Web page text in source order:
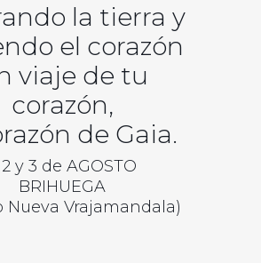
la tierra y
el corazón
viaje de tu
corazón,
de Gaia.
2 y 3 de AGOSTO
BRIHUEGA
Nueva Vrajamandala)